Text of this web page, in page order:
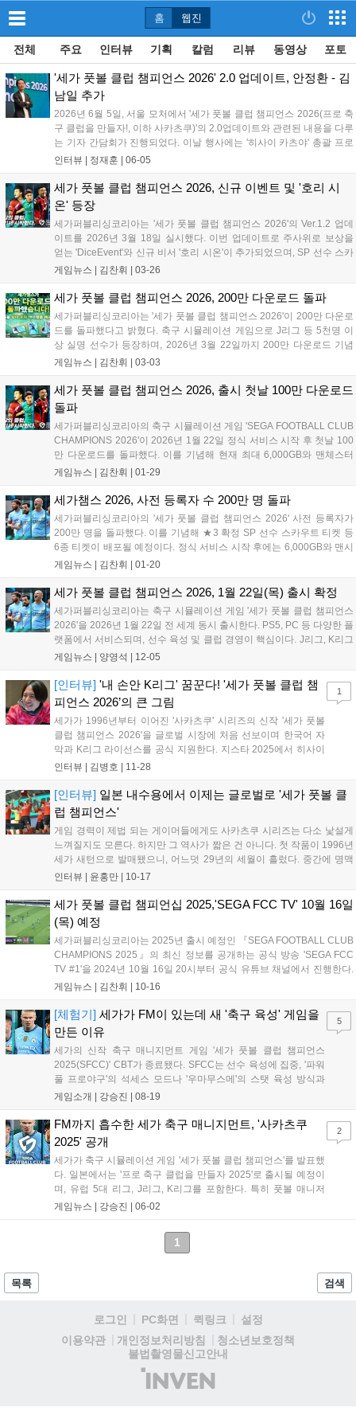
홈 웹진
전체 주요 인터뷰 기획 칼럼 리뷰 동영상 포토
'세가 풋볼 클럽 챔피언스 2026' 2.0 업데이트, 안정환 - 김
남일 추가
2026년 6월 5일, 서울 모처에서 '세가 풋볼 클럽 챔피언스 2026(프로 축
구 클럽을 만들자!, 이하 사카츠쿠)'의 2.0업데이트와 관련된 내용을 다루
는 기자 간담회가 진행되었다. 이날 행사에는 '히사이 카츠야' 총괄 프로
듀서가 자리했다. '사카츠쿠'는 풋볼 매니저 시리즈와 유사하게 축구 클
인터뷰 | 정재훈 06-05
세가 풋볼 클럽 챔피언스 2026, 신규 이벤트 및 '호리 시
온' 등장
세가퍼블리싱코리아는 '세가 풋볼 클럽 챔피언스 2026'의 Ver.1.2 업데
이트를 2026년 3월 18일 실시했다. 이번 업데이트로 주사위로 보상을
얻는 'DiceEvent'와 신규 비서 '호리 시온'이 추가되었으며, SP 선수 스카
우트 티켓 등 호화 보상과 함께 기념 접속 이벤트도 진행된다....
게임뉴스 | 김찬휘 03-26
세가 풋볼 클럽 챔피언스 2026, 200만 다운로드 돌파
세가퍼블리싱코리아는 '세가 풋볼 클럽 챔피언스 2026'이 200만 다운로
드를 돌파했다고 밝혔다. 축구 시뮬레이션 게임으로 J리그 등 5천명 이
상 실명 선수가 등장하며, 2026년 3월 22일까지 200만 다운로드 기념
특별 보상을 제공한다....
게임뉴스 | 김찬휘 03-03
세가 풋볼 클럽 챔피언스 2026, 출시 첫날 100만 다운로드
돌파
세가퍼블리싱코리아의 축구 시뮬레이션 게임 'SEGA FOOTBALL CLUB
CHAMPIONS 2026'이 2026년 1월 22일 정식 서비스 시작 후 첫날 100
만 다운로드를 돌파했다. 이를 기념해 현재 최대 6,000GB와 맨체스터
시티 FC SP 선수 3명 등을 획득할 수 있는 특별 이벤트를 진행 중이다....
게임뉴스 | 김찬휘 01-29
세가챔스 2026, 사전 등록자 수 200만 명 돌파
세가퍼블리싱코리아의 '세가 풋볼 클럽 챔피언스 2026' 사전 등록자가
200만 명을 돌파했다. 이를 기념해 ★3 확정 SP 선수 스카우트 티켓 등
6종 티켓이 배포될 예정이다. 정식 서비스 시작 후에는 6,000GB와 맨시
티 선수 3명 등 기존 보상도 함께 증정된다....
게임뉴스 | 김찬휘 01-20
세가 풋볼 클럽 챔피언스 2026, 1월 22일(목) 출시 확정
세가퍼블리싱코리아는 축구 시뮬레이션 게임 '세가 풋볼 클럽 챔피언스
2026'을 2026년 1월 22일 전 세계 동시 출시한다. PS5, PC 등 다양한 플
랫폼에서 서비스되며, 선수 육성 및 클럽 경영이 핵심이다. J리그, K리그
등 5천명 이상 실명 선수가 등장하며 맨시티 콜라보도 진행된다. 7일까
게임뉴스 | 양영석 12-05
[인터뷰] '내 손안 K리그' 꿈꾼다! '세가 풋볼 클럽 챔
피언스 2026’의 큰 그림
세가가 1996년부터 이어진 '사카츠쿠' 시리즈의 신작 '세가 풋볼
클럽 챔피언스 2026'을 글로벌 시장에 처음 선보이며 한국어 자
막과 K리그 라이선스를 공식 지원한다. 지스타 2025에서 히사이
카츠야 프로듀서는 일본 시장만으로는 경쟁력 유지가 어려워 글
자'는 캐치프레이즈 아래 '원점회귀'와 '실시간 PVP'를 핵심 재미
로 꼽았다. FM과는 달리 클럽과 연고지 전체를 관리하며 선수를
육성하는 재미를 강조했고, K리그 등 5천 명 이상의 실명 선수 라
이선스를 확보했다. 향후 월드컵 대비 '국가대표 감독 모드'와 가
상 선수 추가 등 업데이트를 계획 중이며, 한국 유저들이 PVP에
서 활약하길 기대한다고 밝혔다. (199자)...
인터뷰 | 김병호 11-28
1
[인터뷰] 일본 내수용에서 이제는 글로벌로 '세가 풋볼 클
럽 챔피언스'
게임 경력이 제법 되는 게이머들에게도 사카츠쿠 시리즈는 다소 낯설게
느껴질지도 모른다. 하지만 그 역사가 짧은 건 아니다. 첫 작품이 1996년
세가 새턴으로 발매됐으니, 어느덧 29년의 세월이 흘렀다. 중간에 명맥
이 완전히 끊긴 것도 아니다. 1996년 첫 출시 이후 거의 매년 신작이 꾸
인터뷰 | 윤홍만 10-17
세가 풋볼 클럽 챔피언십 2025,'SEGA FCC TV' 10월 16일
(목) 예정
세가퍼블리싱코리아는 2025년 출시 예정인 『SEGA FOOTBALL CLUB
CHAMPIONS 2025』의 최신 정보를 공개하는 공식 방송 'SEGA FCC
TV #1'을 2024년 10월 16일 20시부터 공식 유튜브 채널에서 진행한다.
방송에서는 클로즈드 베타 테스트 결과와 업데이트, 신기능이 공개될 예
진화시킨 최신작으로, J리그를 포함한 5,000명 이상의 실명 선수와 맨체
스터 시티 FC와의 콜라보를 만나볼 수 있다....
게임뉴스 | 김찬휘 10-16
[체험기] 세가가 FM이 있는데 새 '축구 육성' 게임을
만든 이유
세가의 신작 축구 매니지먼트 게임 '세가 풋볼 클럽 챔피언스
2025(SFCC)' CBT가 종료됐다. SFCC는 선수 육성에 집중, '파워
풀 프로야구'의 석세스 모드나 '우마무스메'의 스탯 육성 방식과
유사하다. 3개월마다 특별 훈련을 통해 선수 스케일을 키우고, 팀
제 축구 선수 협회 라이선스를 확보해 선수 실명을 구현했고, 맨
체스터 시티와 구단 라이선스 계약을 맺었다....
게임소개 | 강승진 08-19
5
FM까지 흡수한 세가 축구 매니지먼트, '사카츠쿠
2025' 공개
세가가 축구 시뮬레이션 게임 '세가 풋볼 클럽 챔피언스'를 발표했
다. 일본에서는 '프로 축구 클럽을 만들자 2025'로 출시될 예정이
며, 유럽 5대 리그, J리그, K리그를 포함한다. 특히 풋볼 매니저
(FM) 시리즈의 기능이 활용될 예정이며, 스팀, 플레이스테이션,
게임뉴스 | 강승진 06-02
2
1
목록 검색
로그인 PC화면 퀵링크
설정
이용약관
개인정보처리방침
청소년보호정책
불법촬영물신고안내
(주)
인